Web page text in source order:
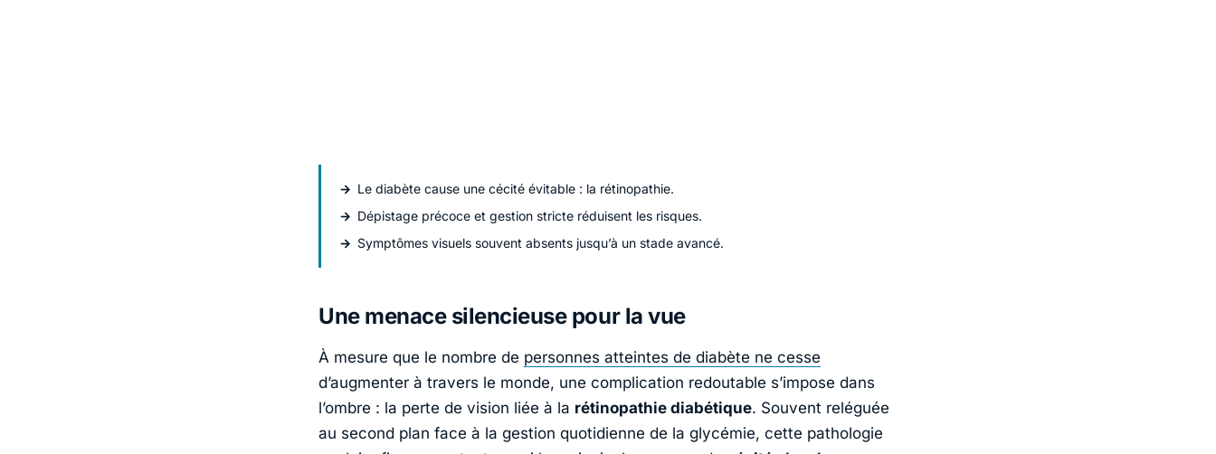
Le diabète cause une cécité évitable : la rétinopathie.
Dépistage précoce et gestion stricte réduisent les risques.
Symptômes visuels souvent absents jusqu’à un stade avancé.
Une menace silencieuse pour la vue
À mesure que le nombre de personnes atteintes de diabète ne cesse
d’augmenter à travers le monde, une complication redoutable s’impose dans
l’ombre : la perte de vision liée à la rétinopathie diabétique. Souvent reléguée
au second plan face à la gestion quotidienne de la glycémie, cette pathologie